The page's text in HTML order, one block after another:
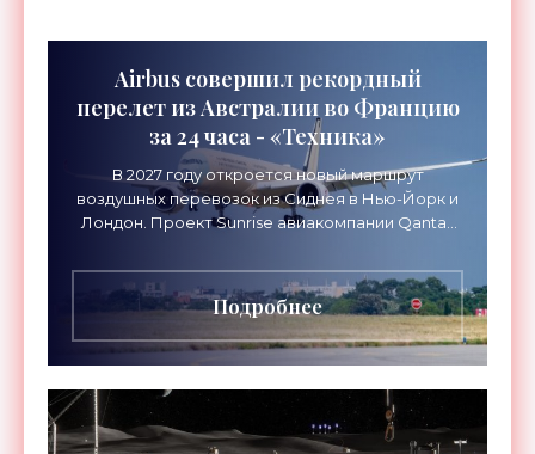
Airbus совершил рекордный
перелет из Австралии во Францию
за 24 часа - «Техника»
В 2027 году откроется новый маршрут
воздушных перевозок из Сиднея в Нью-Йорк и
Лондон. Проект Sunrise авиакомпании Qantas
длительностью до 24
Подробнее